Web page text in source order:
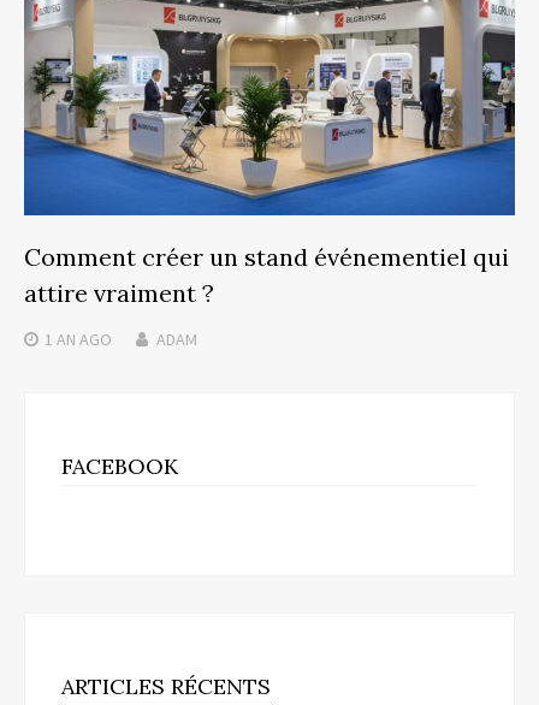
Comment créer un stand événementiel qui
attire vraiment ?
1 AN AGO ADAM
FACEBOOK
ARTICLES RÉCENTS